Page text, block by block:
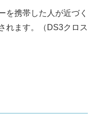
を携帯した人が近づく
れます。（DS3クロス